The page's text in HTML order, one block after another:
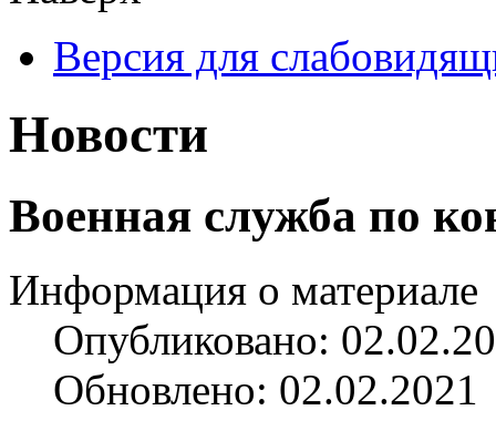
Версия для
Новости
Военная служба по
Информация о материале
Опубликовано:
Обновлено: 02.02.2021